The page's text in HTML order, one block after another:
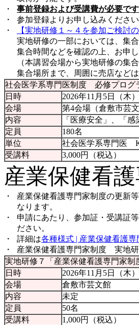
・
事前登録および受講費が必要です
・
参加登録よりお申し込みください
・
【実地研修１～４を参加ご検討の
実地研修の一部においては、集
集合時間などを確認の上、お申し
（本講習会場から実地研修の集
集合場所まで、周囲に売店など
社会医学系専門医制度 必修プログ
日時
2026年11月5日（木
会場
第4会場（倉敷市芸
内容
「医療安全」、「感
定員
180名
単位
社会医学系専門医
受講料
3,000円（税込）
産業保健看
・
産業保健看護専門家制度の更新
なります。
・
申請にあたり、参加証・受講証
ださい。
・
詳細は各種様式 | 産業保健看護
・
産業保健看護専門家制度 実地
実地研修７「産業保健看護専門家制
日時
2026年11月5日（木
会場
倉敷市芸文館
内容
未定
定員
50名
受講料
1,000円（税込）